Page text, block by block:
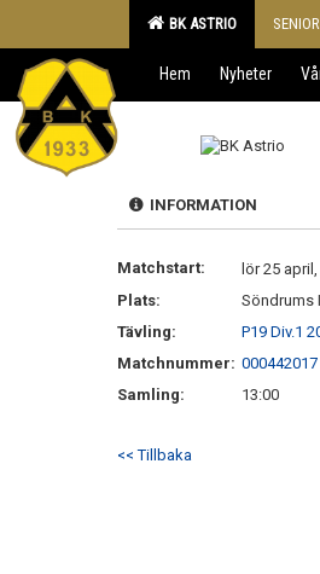
BK ASTRIO SENIOR
Hem Nyheter
INFORMATION
Matchstart:
lör 25
Plats:
Söndrums
Tävling:
P19 Div.1
Matchnummer: 000442017
Samling:
13:00
<< Tillbaka